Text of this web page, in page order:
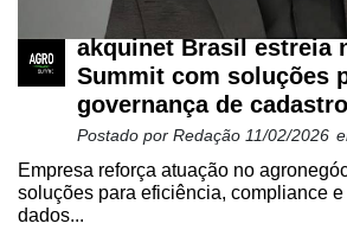
akquinet Brasil estreia
Summit com soluções
governança de cadastro
Postado por Redação 11/02/2026
Empresa reforça atuação no
soluções para eficiência, compliance
dados...